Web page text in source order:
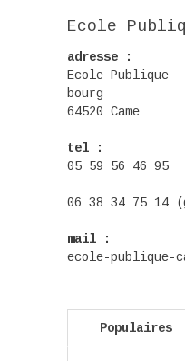
Ecole
adresse :
Ecole Publique
bourg
64520 Came
tel :
05 59 56 46 95
06 38 34 75 14
mail :
ecole-publique-
Populaires